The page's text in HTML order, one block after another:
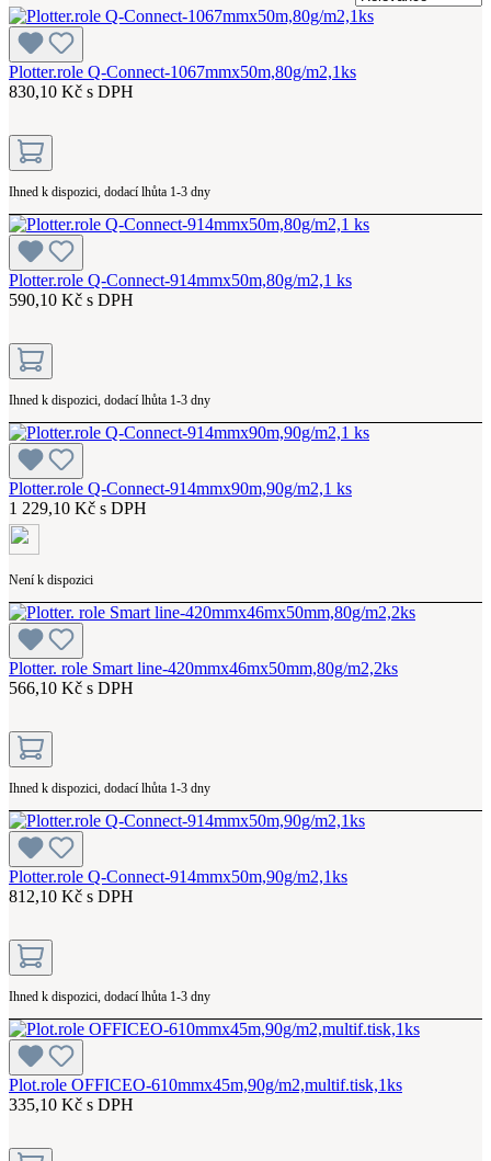
Plotter.role Q-Connect-1067mmx50m,80g/m2,1ks
830,10 Kč s DPH
Ihned k dispozici, dodací lhůta 1-3 dny
Plotter.role Q-Connect-914mmx50m,80g/m2,1 ks
590,10 Kč s DPH
Ihned k dispozici, dodací lhůta 1-3 dny
Plotter.role Q-Connect-914mmx90m,90g/m2,1 ks
1 229,10 Kč s DPH
Není k dispozici
Plotter. role Smart line-420mmx46mx50mm,80g/m2,2ks
566,10 Kč s DPH
Ihned k dispozici, dodací lhůta 1-3 dny
Plotter.role Q-Connect-914mmx50m,90g/m2,1ks
812,10 Kč s DPH
Ihned k dispozici, dodací lhůta 1-3 dny
Plot.role OFFICEO-610mmx45m,90g/m2,multif.tisk,1ks
335,10 Kč s DPH